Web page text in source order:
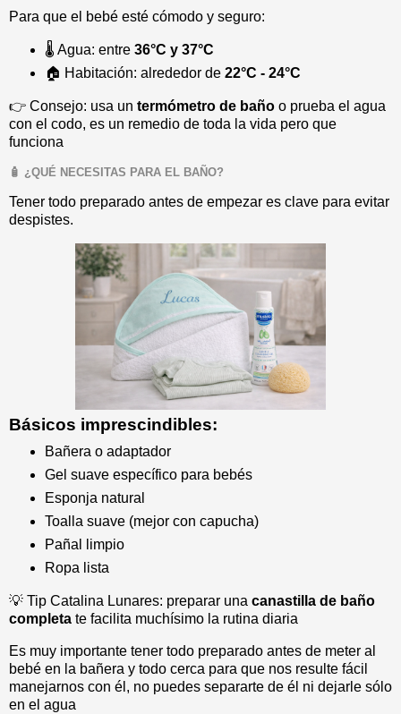
Para que el bebé esté cómodo y seguro:
🌡️ Agua: entre 36°C y 37°C
🏠 Habitación: alrededor de 22°C - 24°C
👉 Consejo: usa un termómetro de baño o prueba el agua
con el codo, es un remedio de toda la vida pero que
funciona
🧴 ¿QUÉ NECESITAS PARA EL BAÑO?
Tener todo preparado antes de empezar es clave para evitar
despistes.
Básicos imprescindibles:
Bañera o adaptador
Gel suave específico para bebés
Esponja natural
Toalla suave (mejor con capucha)
Pañal limpio
Ropa lista
💡 Tip Catalina Lunares: preparar una canastilla de baño
completa te facilita muchísimo la rutina diaria
Es muy importante tener todo preparado antes de meter al
bebé en la bañera y todo cerca para que nos resulte fácil
manejarnos con él, no puedes separarte de él ni dejarle sólo
en el agua